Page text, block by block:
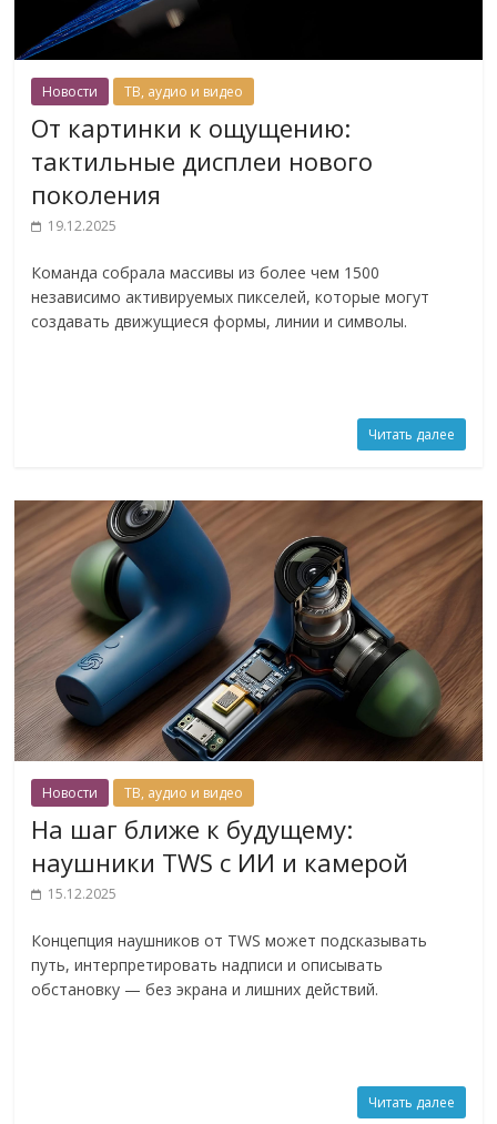
Новости ТВ, аудио и видео
От картинки к ощущению:
тактильные дисплеи нового
поколения
19.12.2025
Команда собрала массивы из более чем 1500
независимо активируемых пикселей, которые могут
создавать движущиеся формы, линии и символы.
Читать далее
Новости ТВ, аудио и видео
На шаг ближе к будущему:
наушники TWS с ИИ и камерой
15.12.2025
Концепция наушников от TWS может подсказывать
путь, интерпретировать надписи и описывать
обстановку — без экрана и лишних действий.
Читать далее